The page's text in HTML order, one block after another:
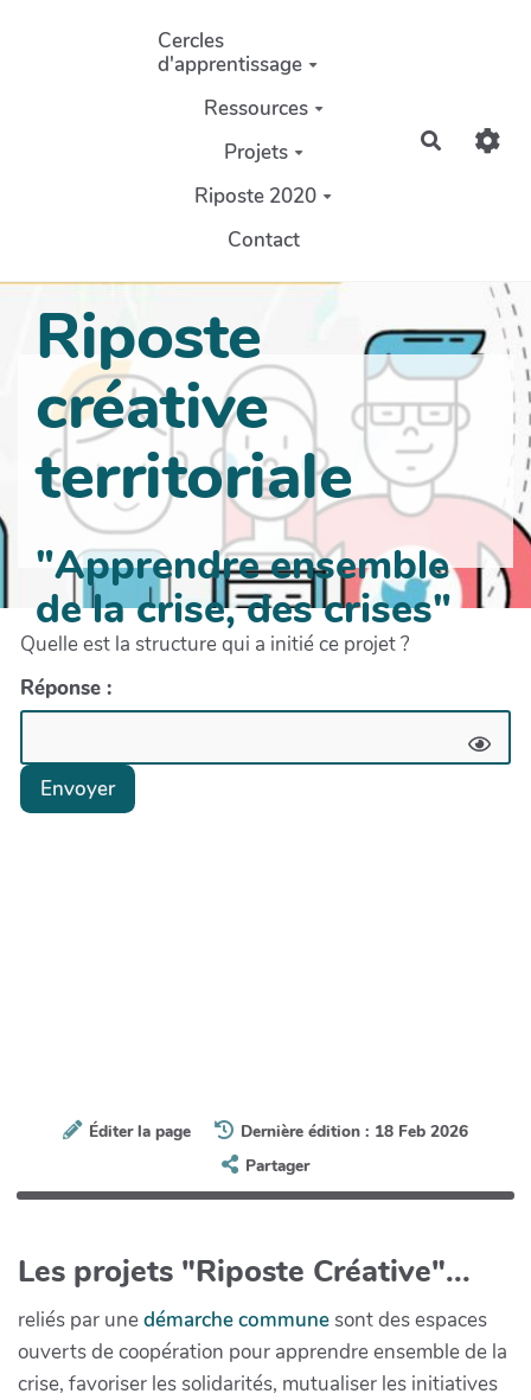
Aller au contenu principal
Cercles
d'apprentissage
Ressources
Projets
Riposte 2020
Contact
Riposte
créative
territoriale
"Apprendre ensemble
de la crise, des crises"
Quelle est la structure qui a initié ce projet ?
Réponse :
Envoyer
Éditer la page
Dernière édition : 18 Feb 2026
Partager
Les projets "Riposte Créative"...
reliés par unedémarche communesont des espaces
ouverts de coopération pour apprendre ensemble de la
crise, favoriser les solidarités, mutualiser les initiatives